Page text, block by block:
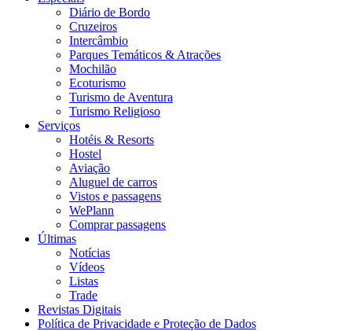
Diário de Bordo
Cruzeiros
Intercâmbio
Parques Temáticos & Atrações
Mochilão
Ecoturismo
Turismo de Aventura
Turismo Religioso
Serviços
Hotéis & Resorts
Hostel
Aviação
Aluguel de carros
Vistos e passagens
WePlann
Comprar passagens
Últimas
Notícias
Vídeos
Listas
Trade
Revistas Digitais
Política de Privacidade e Proteção de Dados